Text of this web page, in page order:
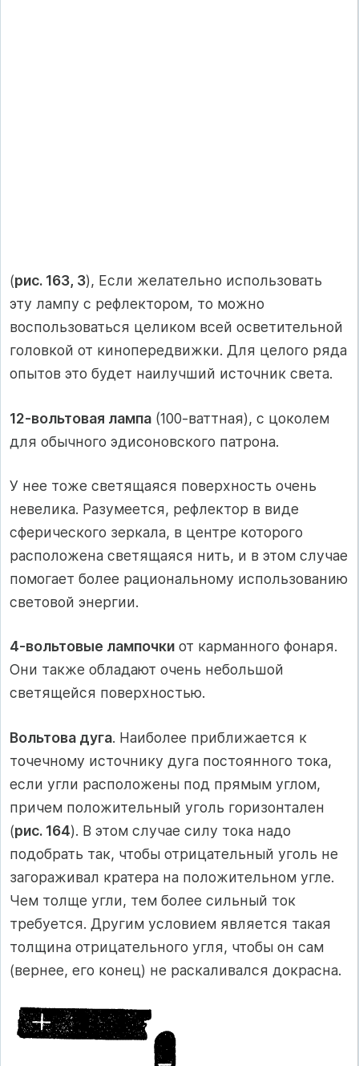
(рис. 163, 3), Если желательно использовать
эту лампу с рефлектором, то можно
воспользоваться целиком всей осветительной
головкой от кинопередвижки. Для целого ряда
опытов это будет наилучший источник света.
12-вольтовая лампа (100-ваттная), с цоколем
для обычного эдисоновского патрона.
У нее тоже светящаяся поверхность очень
невелика. Разумеется, рефлектор в виде
сферического зеркала, в центре которого
расположена светящаяся нить, и в этом случае
помогает более рациональному использованию
световой энергии.
4-вольтовые лампочки от карманного фонаря.
Они также обладают очень небольшой
светящейся поверхностью.
Вольтова дуга. Наиболее приближается к
точечному источнику дуга постоянного тока,
если угли расположены под прямым углом,
причем положительный уголь горизонтален
(рис. 164). В этом случае силу тока надо
подобрать так, чтобы отрицательный уголь не
загораживал кратера на положительном угле.
Чем толще угли, тем более сильный ток
требуется. Другим условием является такая
толщина отрицательного угля, чтобы он сам
(вернее, его конец) не раскаливался докрасна.